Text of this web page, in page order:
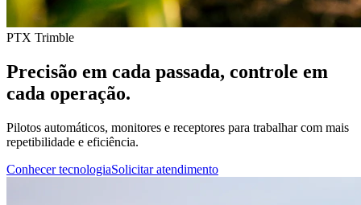
PTX Trimble
Precisão em cada passada, controle em
cada operação.
Pilotos automáticos, monitores e receptores para trabalhar com mais
repetibilidade e eficiência.
Conhecer tecnologiaSolicitar atendimento